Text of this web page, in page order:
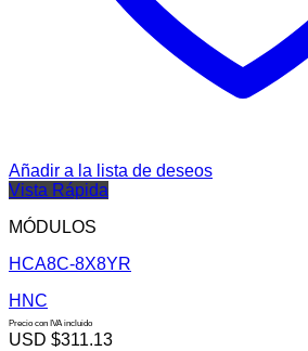
Añadir a la lista de deseos
Vista Rápida
MÓDULOS
HCA8C-8X8YR
HNC
Precio con IVA incluido
USD $311.13